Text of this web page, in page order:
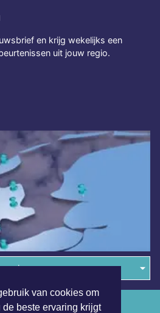
van cookies om
beste ervaring krijgt
en krijg wekelijks een
uit jouw regio.
regio